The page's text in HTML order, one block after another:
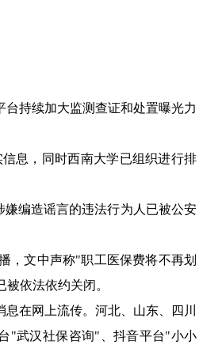
持续加大监测查证和处置曝光力
息，同时西南大学已组织进行排
编造谣言的违法行为人已被公安
，文中声称"职工医保费将不再划
依法依约关闭。
在网上流传。河北、山东、四川
"武汉社保咨询"、抖音平台"小小